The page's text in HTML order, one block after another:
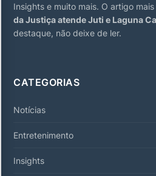
Insights e muito mais. O artigo
da Justiça atende Juti e Laguna
destaque, não deixe de ler.
CATEGORIAS
Notícias
Entretenimento
Insights